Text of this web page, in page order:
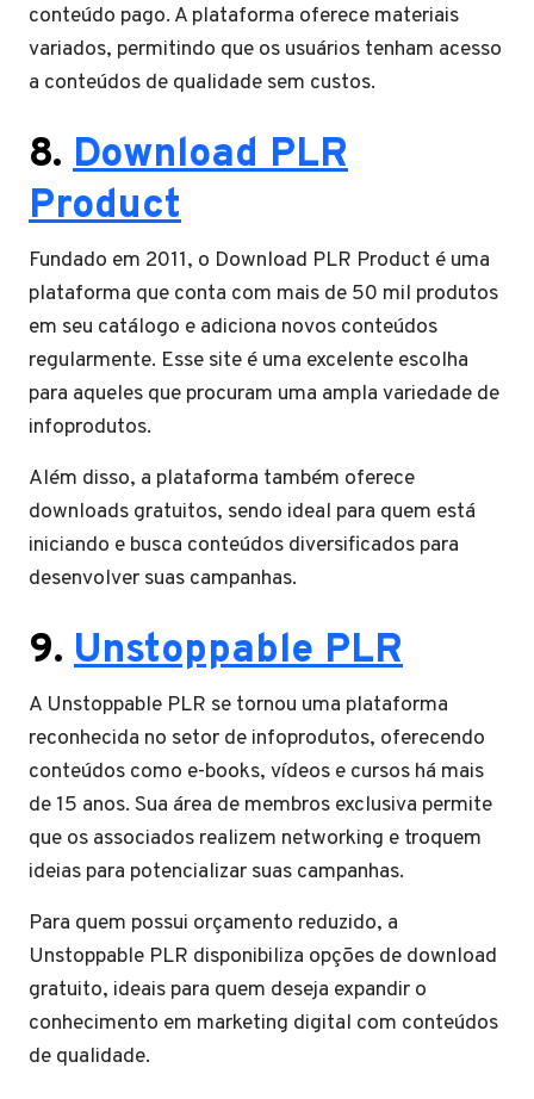
conteúdo pago. A plataforma oferece materiais
variados, permitindo que os usuários tenham acesso
a conteúdos de qualidade sem custos.
8. Download PLR
Product
Fundado em 2011, o Download PLR Product é uma
plataforma que conta com mais de 50 mil produtos
em seu catálogo e adiciona novos conteúdos
regularmente. Esse site é uma excelente escolha
para aqueles que procuram uma ampla variedade de
infoprodutos.
Além disso, a plataforma também oferece
downloads gratuitos, sendo ideal para quem está
iniciando e busca conteúdos diversificados para
desenvolver suas campanhas.
9. Unstoppable PLR
A Unstoppable PLR se tornou uma plataforma
reconhecida no setor de infoprodutos, oferecendo
conteúdos como e-books, vídeos e cursos há mais
de 15 anos. Sua área de membros exclusiva permite
que os associados realizem networking e troquem
ideias para potencializar suas campanhas.
Para quem possui orçamento reduzido, a
Unstoppable PLR disponibiliza opções de download
gratuito, ideais para quem deseja expandir o
conhecimento em marketing digital com conteúdos
de qualidade.